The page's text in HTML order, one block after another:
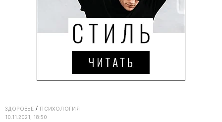
ЗДОРОВЬЕ
ПСИХОЛОГИЯ
10.11.2021, 18:50